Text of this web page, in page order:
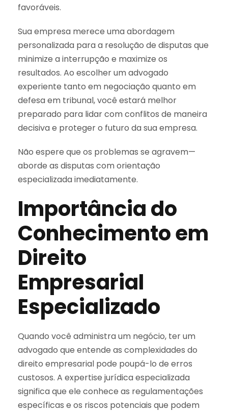
favoráveis.
Sua empresa merece uma abordagem
personalizada para a resolução de disputas que
minimize a interrupção e maximize os
resultados. Ao escolher um advogado
experiente tanto em negociação quanto em
defesa em tribunal, você estará melhor
preparado para lidar com conflitos de maneira
decisiva e proteger o futuro da sua empresa.
Não espere que os problemas se agravem—
aborde as disputas com orientação
especializada imediatamente.
Importância do
Conhecimento em
Direito
Empresarial
Especializado
Quando você administra um negócio, ter um
advogado que entende as complexidades do
direito empresarial pode poupá-lo de erros
custosos. A expertise jurídica especializada
significa que ele conhece as regulamentações
específicas e os riscos potenciais que podem